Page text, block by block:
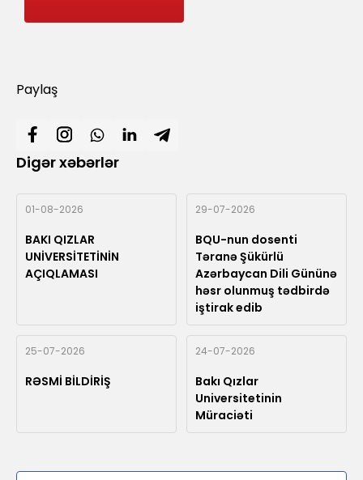
Paylaş
Digər xəbərlər
01-08-2026
BAKI QIZLAR
UNİVERSİTETİNİN
AÇIQLAMASI
29-07-2026
BQU-nun dosenti
Təranə Şükürlü
Azərbaycan Dili Gününə
həsr olunmuş tədbirdə
iştirak edib
25-07-2026
RƏSMİ BİLDİRİŞ
24-07-2026
Bakı Qızlar
Universitetinin
Müraciəti